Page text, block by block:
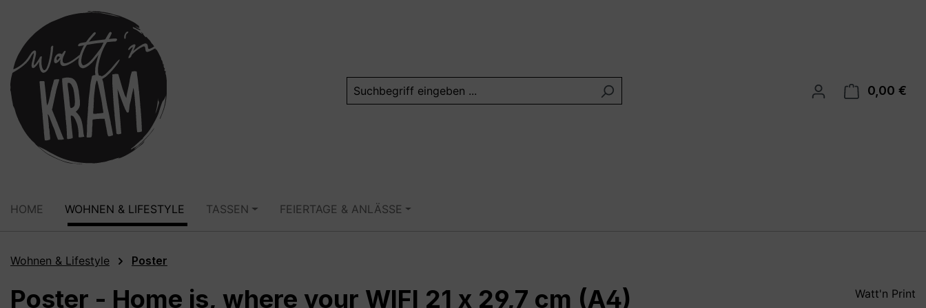
Zur Hauptnavigation springen
0,00 €
HOME WOHNEN & LIFESTYLE TASSEN FEIERTAGE & ANLÄSSE
Wohnen & Lifestyle Poster
Poster - Home is, where your WIFI 21 x 29,7 cm (A4) Watt'n Print